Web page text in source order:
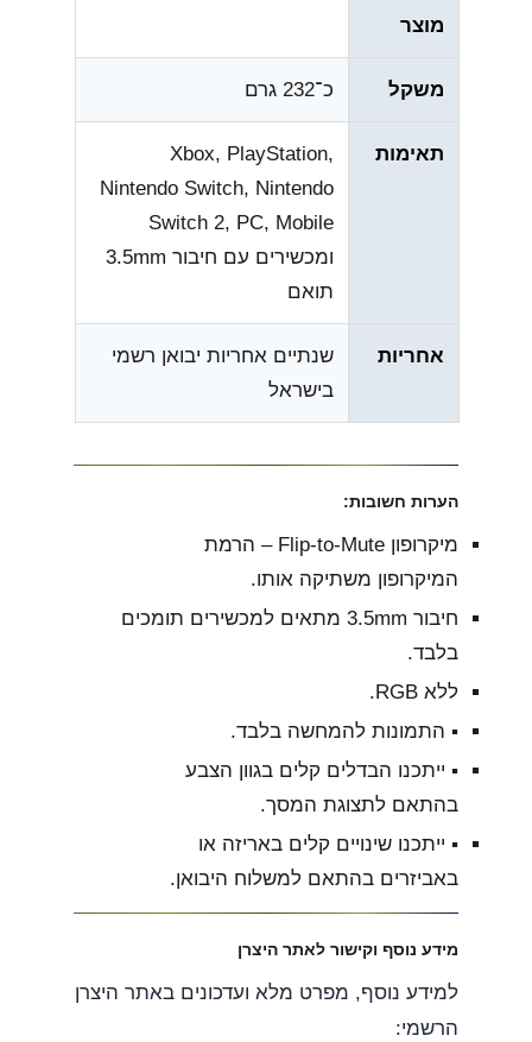
מוצר
משקל כ־232 גרם
תאימות
Xbox, PlayStation,
Nintendo Switch, Nintendo
Switch 2, PC, Mobile
ומכשירים עם חיבור 3.5mm
תואם
אחריות
שנתיים אחריות יבואן רשמי
בישראל
הערות חשובות:
מיקרופון Flip-to-Mute – הרמת
המיקרופון משתיקה אותו.
חיבור 3.5mm מתאים למכשירים תומכים
בלבד.
ללא RGB.
▪︎ התמונות להמחשה בלבד.
▪︎ ייתכנו הבדלים קלים בגוון הצבע
בהתאם לתצוגת המסך.
▪︎ ייתכנו שינויים קלים באריזה או
באביזרים בהתאם למשלוח היבואן.
מידע נוסף וקישור לאתר היצרן
למידע נוסף, מפרט מלא ועדכונים באתר היצרן
הרשמי: